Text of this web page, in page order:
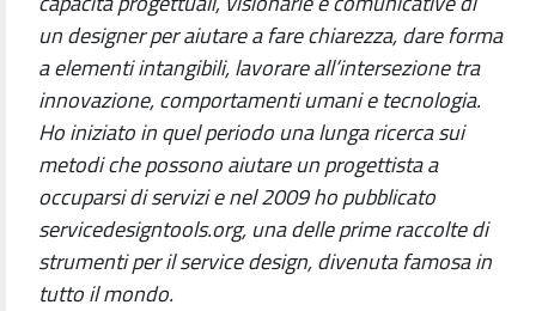
un designer per aiutare a fare chiarezza, dare forma
a elementi intangibili, lavorare all’intersezione tra
innovazione, comportamenti umani e tecnologia.
Ho iniziato in quel periodo una lunga ricerca sui
metodi che possono aiutare un progettista a
occuparsi di servizi e nel 2009 ho pubblicato
servicedesigntools.org, una delle prime raccolte di
strumenti per il service design, divenuta famosa in
tutto il mondo.